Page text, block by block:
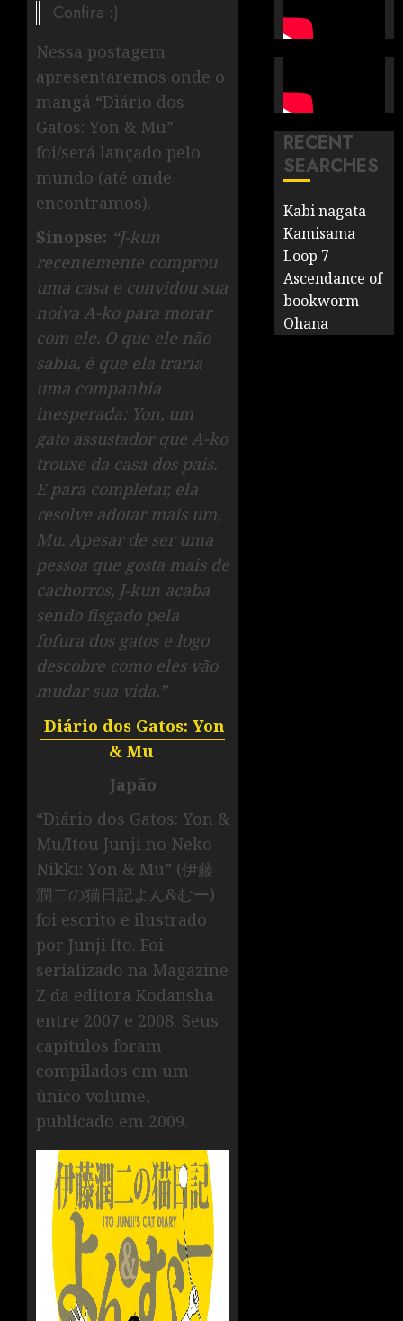
Confira :)
Nessa postagem
apresentaremos onde o
mangá “Diário dos
Gatos: Yon & Mu”
foi/será lançado pelo
mundo (até onde
encontramos).
Sinopse: “‎J-kun
recentemente comprou
uma casa e convidou sua
noiva A-ko para morar
com ele. O que ele não
sabia, é que ela traria
uma companhia
inesperada: Yon, um
gato assustador que A-ko
trouxe da casa dos pais.
E para completar, ela
resolve adotar mais um,
Mu. Apesar de ser uma
pessoa que gosta mais de
cachorros, J-kun acaba
sendo fisgado pela
fofura dos gatos e logo
descobre como eles vão
mudar sua vida.”
Diário dos Gatos: Yon
& Mu
Japão
“Diário dos Gatos: Yon &
Mu/Itou Junji no Neko
Nikki: Yon & Mu” (伊藤
潤二の猫日記よん&むー)
foi escrito e ilustrado
por Junji Ito. Foi
serializado na Magazine
Z da editora Kodansha
entre 2007 e 2008. Seus
capítulos foram
compilados em um
único volume,
publicado em 2009.
RECENT
SEARCHES
Kabi nagata
Kamisama
Loop 7
Ascendance of
bookworm
Ohana